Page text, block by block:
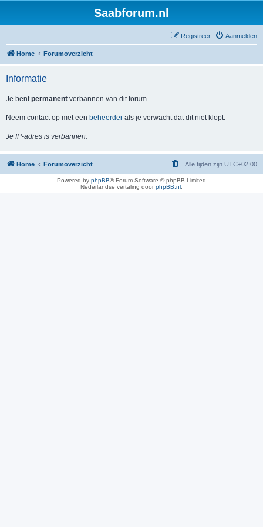
Saabforum.nl
Aanmelden
Registreer
Home Forumoverzicht
Informatie
Je bentpermanent verbannen van dit forum.
Neem contact op met een beheerder als je verwacht dat dit niet klopt.
Je IP-adres is verbannen.
Home Forumoverzicht Alle tijden zijn UTC+02:00
Powered by phpBB® Forum Software © phpBB Limited
Nederlandse vertaling doorphpBB.nl